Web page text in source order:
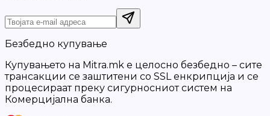
Безбедно купување
Купувањето на Mitra.mk е целосно безбедно – сите
трансакции се заштитени со SSL енкрипција и се
процесираат преку сигурносниот систем на
Комерцијална банка.